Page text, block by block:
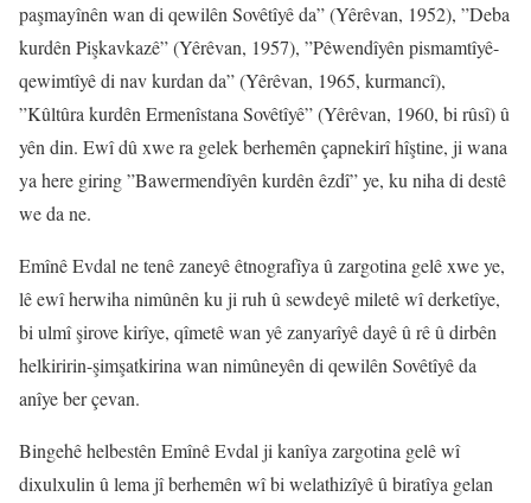
paşmayînên wan di qewilên Sovêtîyê da” (Yêrêvan, 1952), ”Deba
kurdên Pişkavkazê” (Yêrêvan, 1957), ”Pêwendîyên pismamtîyê-
qewimtîyê di nav kurdan da” (Yêrêvan, 1965, kurmancî),
”Kûltûra kurdên Ermenîstana Sovêtîyê” (Yêrêvan, 1960, bi rûsî) û
yên din. Ewî dû xwe ra gelek berhemên çapnekirî hîştine, ji wana
ya here giring ”Bawermendîyên kurdên êzdî” ye, ku niha di destê
we da ne.
Emînê Evdal ne tenê zaneyê êtnografîya û zargotina gelê xwe ye,
lê ewî herwiha nimûnên ku ji ruh û sewdeyê miletê wî derketîye,
bi ulmî şirove kirîye, qîmetê wan yê zanyarîyê dayê û rê û dirbên
helkiririn-şimşatkirina wan nimûneyên di qewilên Sovêtîyê da
anîye ber çevan.
Bingehê helbestên Emînê Evdal ji kanîya zargotina gelê wî
dixulxulin û lema jî berhemên wî bi welathizîyê û biratîya gelan